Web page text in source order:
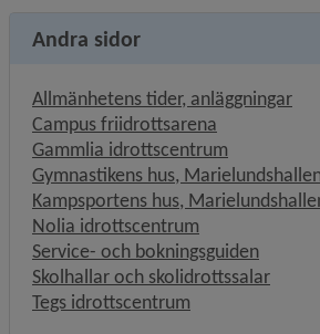
Andra sidor
Allmänhetens tider, anläggningar
Campus friidrottsarena
Gammlia idrottscentrum
Gymnastikens hus,
Kampsportens hus,
Nolia idrottscentrum
Service- och bokningsguidenLänk
Skolhallar och skolidrottssalar
Tegs idrottscentrum